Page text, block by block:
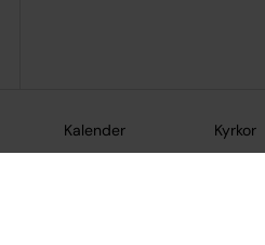
Kalender Kyrkor